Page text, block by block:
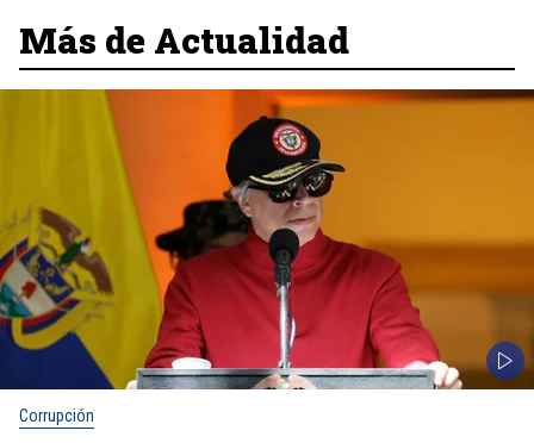
Más de Actualidad
Corrupción